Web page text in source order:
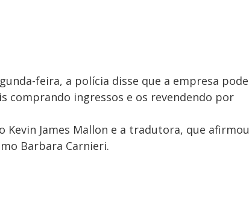
feira, a polícia disse que a empresa pode
comprando ingressos e os revendendo por
James Mallon e a tradutora, que afirmou
Barbara Carnieri.